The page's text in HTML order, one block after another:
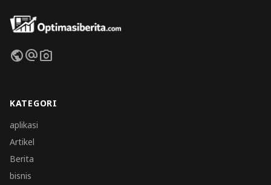
publicalternate_emailphoto_camera
KATEGORI
aplikasi
Artikel
Berita
bisnis